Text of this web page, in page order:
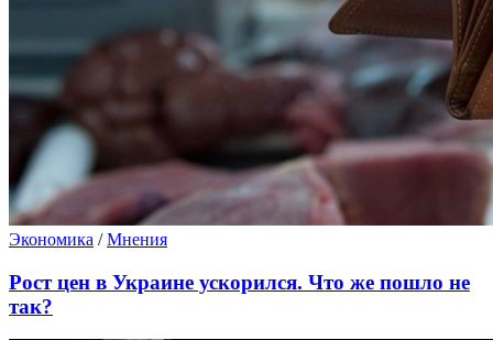
Экономика /Мнения
Рост цен в Украине ускорился. Что же пошло не
так?